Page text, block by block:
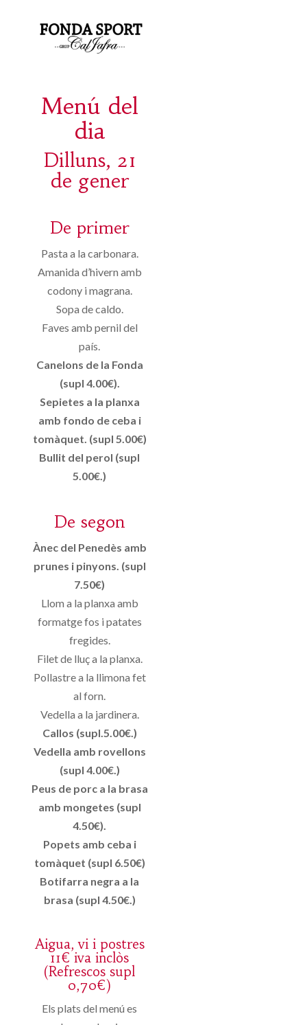
Menú del
dia
Dilluns, 21
de gener
De primer
Pasta a la carbonara.
Amanida d’hivern amb
codony i magrana.
Sopa de caldo.
Faves amb pernil del
país.
Canelons de la Fonda
(supl 4.00€).
Sepietes a la planxa
amb fondo de ceba i
tomàquet. (supl 5.00€)
Bullit del perol (supl
5.00€.)
De segon
Ànec del Penedès amb
prunes i pinyons. (supl
7.50€)
Llom a la planxa amb
formatge fos i patates
fregides.
Filet de lluç a la planxa.
Pollastre a la llimona fet
al forn.
Vedella a la jardinera.
Callos (supl.5.00€.)
Vedella amb rovellons
(supl 4.00€.)
Peus de porc a la brasa
amb mongetes (supl
4.50€).
Popets amb ceba i
tomàquet (supl 6.50€)
Botifarra negra a la
brasa (supl 4.50€.)
Aigua, vi i postres
11€ iva inclòs
(Refrescos supl
0,70€)
Els plats del menú es